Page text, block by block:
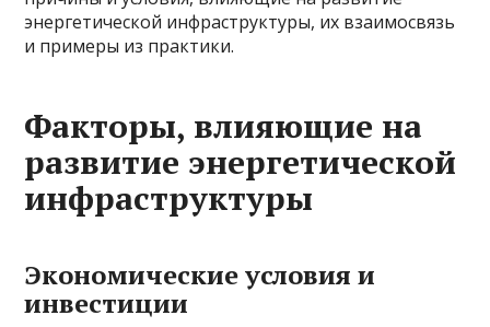
энергетической инфраструктуры, их взаимосвязь
и примеры из практики.
Факторы, влияющие на
развитие энергетической
инфраструктуры
Экономические условия и
инвестиции